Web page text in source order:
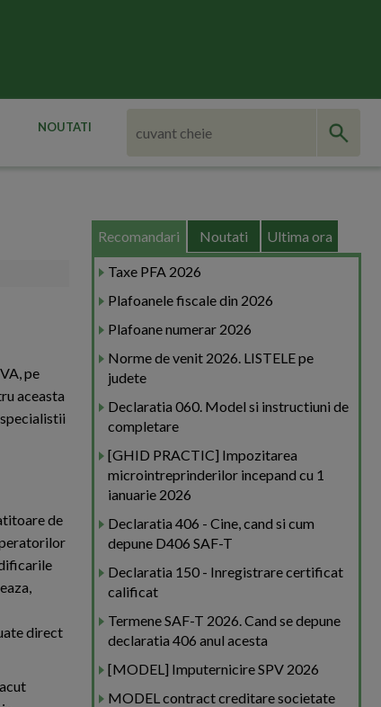
NOUTATI
pe
aceasta
de
direct
Recomandari Noutati Ultima ora
Taxe PFA 2026
Plafoanele fiscale din 2026
Plafoane numerar 2026
Norme de venit 2026. LISTELE pe
judete
Declaratia 060. Model si instructiuni de
completare
[GHID PRACTIC] Impozitarea
microintreprinderilor incepand cu 1
ianuarie 2026
Declaratia 406 - Cine, cand si cum
depune D406 SAF-T
Declaratia 150 - Inregistrare certificat
calificat
Termene SAF-T 2026. Cand se depune
declaratia 406 anul acesta
[MODEL] Imputernicire SPV 2026
MODEL contract creditare societate